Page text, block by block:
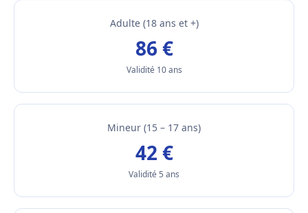
Adulte (18 ans et +)
86 €
Validité 10 ans
Mineur (15 – 17 ans)
42 €
Validité 5 ans